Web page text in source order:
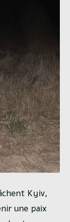
Kyiv,
une paix